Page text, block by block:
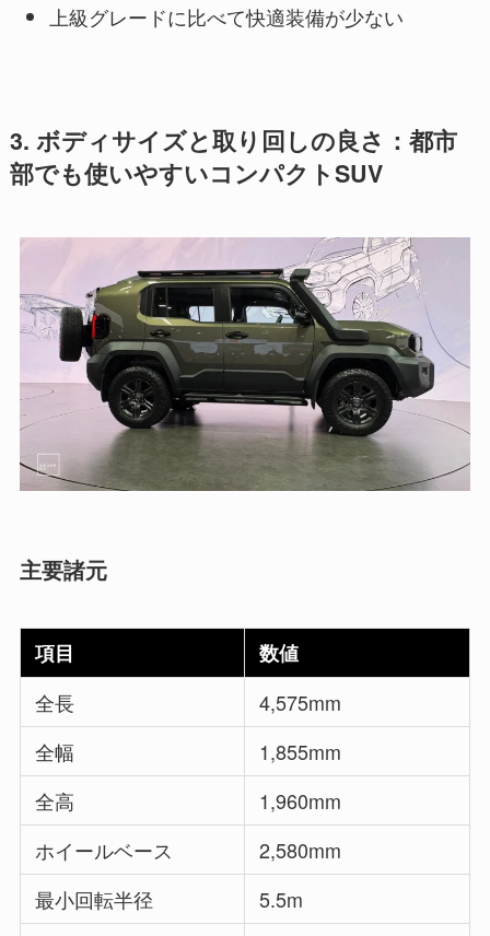
上級グレードに比べて快適装備が少ない
3. ボディサイズと取り回しの良さ：都市
部でも使いやすいコンパクトSUV
主要諸元
項目
数値
全長
4,575mm
全幅
1,855mm
全高
1,960mm
ホイールベース
2,580mm
最小回転半径
5.5m